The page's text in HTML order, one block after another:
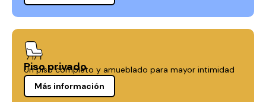
Piso privado
Un piso completo y amueblado para mayor intimidad
Más información